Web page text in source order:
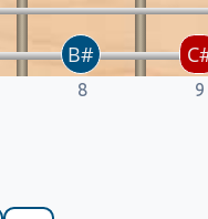
8 9